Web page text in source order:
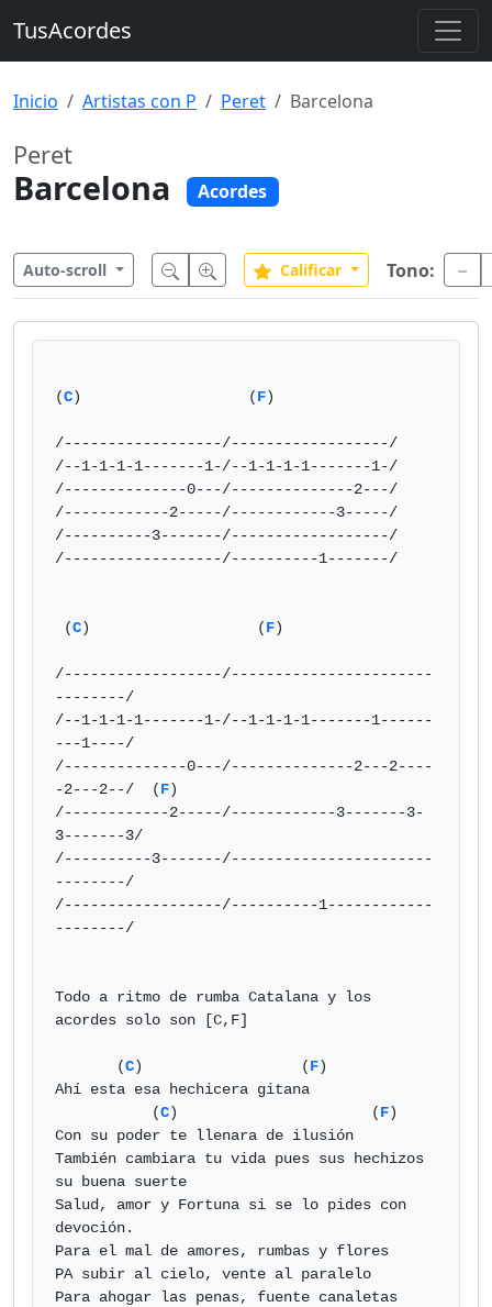
TusAcordes
Inicio Artistas con P Peret Barcelona
Peret
Barcelona Acordes
Auto-scroll Calificar Tono:
(C)                   (F)
/------------------/------------------/
/--1-1-1-1-------1-/--1-1-1-1-------1-/
/--------------0---/--------------2---/
/------------2-----/------------3-----/
/----------3-------/------------------/
/------------------/----------1-------/
(C)                   (F)
/------------------/-----------------------
--------/
/--1-1-1-1-------1-/--1-1-1-1-------1------
---1----/
/--------------0---/--------------2---2----
-2---2--/  (F)
/------------2-----/------------3-------3-
3-------3/
/----------3-------/-----------------------
--------/
/------------------/----------1------------
--------/
Todo a ritmo de rumba Catalana y los
acordes solo son [C,F]
       (
C)                  (F)
Ahí esta esa hechicera gitana
           (
C)                      (F)
Con su poder te llenara de ilusión
También cambiara tu vida pues sus hechizos
su buena suerte
Salud, amor y Fortuna si se lo pides con
devoción.
Para el mal de amores, rumbas y flores
PA subir al cielo, vente al paralelo
Para ahogar las penas, fuente canaletas